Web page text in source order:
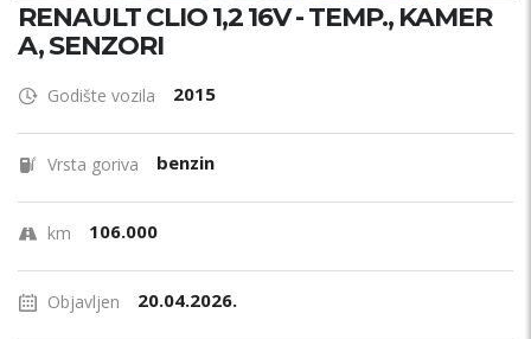
RENAULT CLIO 1,2 16V - TEMP., KAMER
A, SENZORI
Godište vozila 2015
Vrsta goriva benzin
km 106.000
Objavljen 20.04.2026.